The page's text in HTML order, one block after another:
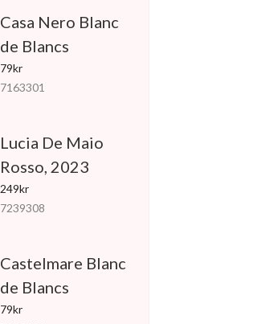
Casa Nero Blanc
de Blancs
79kr
7163301
Lucia De Maio
Rosso, 2023
249kr
7239308
Castelmare Blanc
de Blancs
79kr